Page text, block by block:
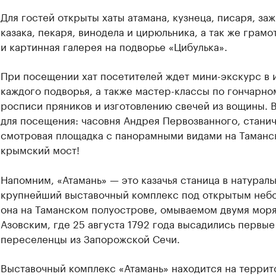
Для гостей открыты хаты атамана, кузнеца, писаря,
казака, пекаря, винодела и цирюльника, а так же
и картинная галерея на подворье «Цибулька».
При посещении хат посетителей ждет мини-экскурс в
каждого подворья, а также мастер-классы по
росписи пряников и изготовлению свечей из вощины.
для посещения: часовня Андрея Первозванного,
смотровая площадка с панорамными видами на
крымский мост!
Напомним, «Атамань» — это казачья станица в
крупнейший выставочный комплекс под открытым
она на Таманском полуострове, омываемом двумя
Азовским, где 25 августа 1792 года высадились
переселенцы из Запорожской Сечи.
Выставочный комплекс «Атамань» находится на